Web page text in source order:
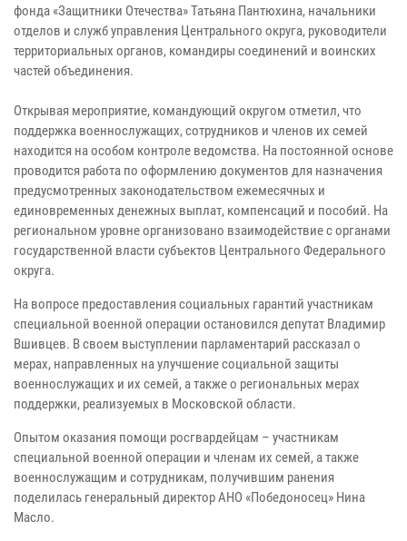
фонда «Защитники Отечества» Татьяна Пантюхина, начальники
отделов и служб управления Центрального округа, руководители
территориальных органов, командиры соединений и воинских
частей объединения.
Открывая мероприятие, командующий округом отметил, что
поддержка военнослужащих, сотрудников и членов их семей
находится на особом контроле ведомства. На постоянной основе
проводится работа по оформлению документов для назначения
предусмотренных законодательством ежемесячных и
единовременных денежных выплат, компенсаций и пособий. На
региональном уровне организовано взаимодействие с органами
государственной власти субъектов Центрального Федерального
округа.
На вопросе предоставления социальных гарантий участникам
специальной военной операции остановился депутат Владимир
Вшивцев. В своем выступлении парламентарий рассказал о
мерах, направленных на улучшение социальной защиты
военнослужащих и их семей, а также о региональных мерах
поддержки, реализуемых в Московской области.
Опытом оказания помощи росгвардейцам – участникам
специальной военной операции и членам их семей, а также
военнослужащим и сотрудникам, получившим ранения
поделилась генеральный директор АНО «Победоносец» Нина
Масло.